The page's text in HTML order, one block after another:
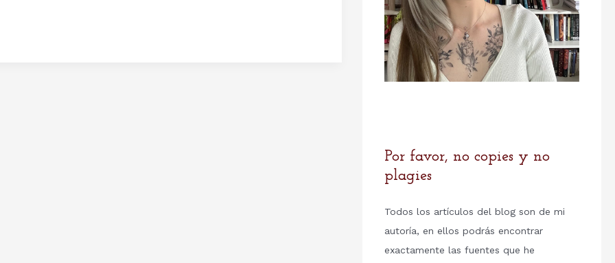
Por favor, no copies y no
plagies
Todos los artículos del blog son de mi
autoría, en ellos podrás encontrar
exactamente las fuentes que he